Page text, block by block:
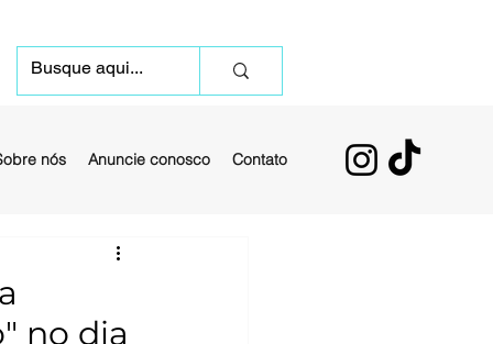
nós Anuncie conosco Contato
no dia